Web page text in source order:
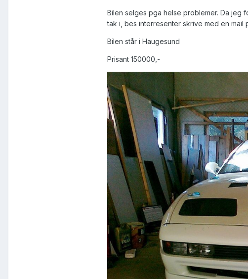
Bilen selges pga helse problemer. Da jeg
tak i, bes interresenter skrive med en mail
Bilen står i Haugesund
Prisant 150000,-